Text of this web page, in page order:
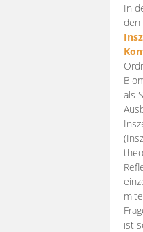
In
den
als
ist